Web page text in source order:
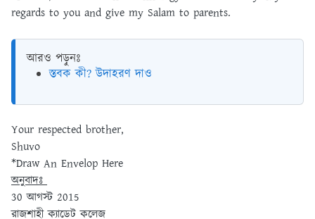
regards to you and give my Salam to parents.
আরও পড়ুনঃ
স্তবক কী? উদাহরণ দাও
Your respected brother,
Shuvo
*Draw An Envelop Here
অনুবাদঃ
30 আগস্ট 2015
রাজশাহী ক্যাডেট কলেজ